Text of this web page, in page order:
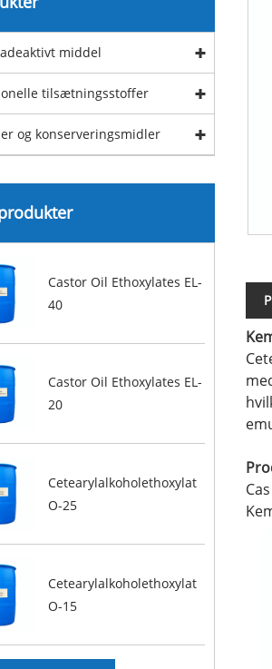
middel
tilsætningsstoffer
og konserveringsmidler
Castor Oil Ethoxylates EL-
40
Castor Oil Ethoxylates EL-
20
Cetearylalkoholethoxylat
O-25
Cetearylalkoholethoxylat
O-15